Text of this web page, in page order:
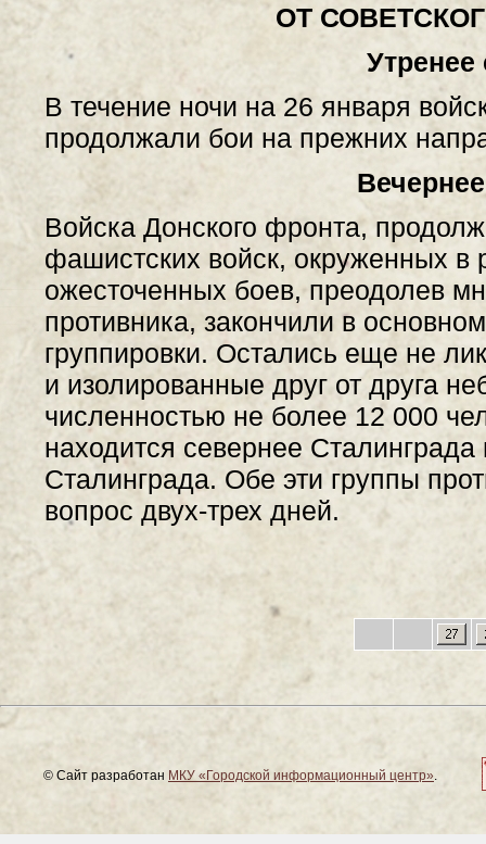
ОТ
В течение ночи на 26 января
продолжали бои на прежних
Войска Донского фронта,
фашистских войск, окруженных в
ожесточенных боев, преодолев
противника, закончили в
группировки. Остались еще не
и изолированные друг от друга
численностью не более 12 000
находится севернее
Сталинграда. Обе эти группы
вопрос двух-трех дней.
© Сайт разработан МКУ «Городской информационный центр».